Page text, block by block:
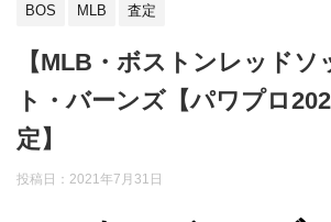
BOS MLB 査定
【MLB・ボストンレッドソ
ト・バーンズ【パワプロ
定】
投稿日： 2021年7月31日